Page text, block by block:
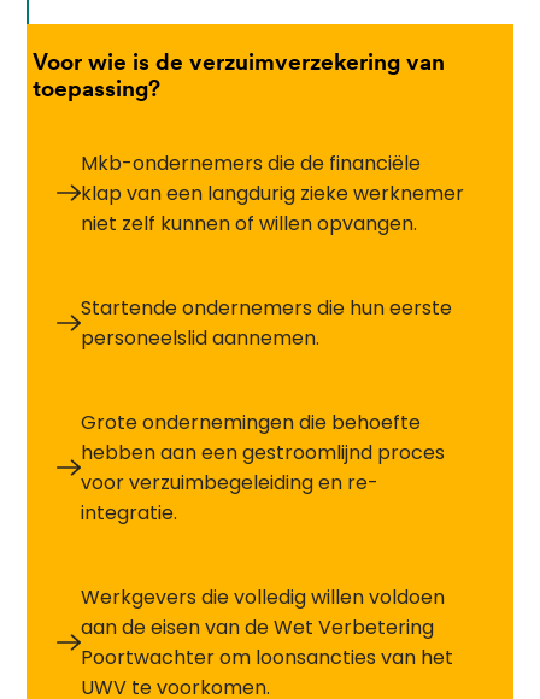
Voor wie is de verzuimverzekering van
toepassing?
Mkb-ondernemers die de financiële
klap van een langdurig zieke werknemer
niet zelf kunnen of willen opvangen.
Startende ondernemers die hun eerste
personeelslid aannemen.
Grote ondernemingen die behoefte
hebben aan een gestroomlijnd proces
voor verzuimbegeleiding en re-
integratie.
Werkgevers die volledig willen voldoen
aan de eisen van de Wet Verbetering
Poortwachter om loonsancties van het
UWV te voorkomen.